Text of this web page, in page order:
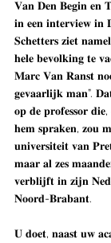
𝐕𝐚𝐧 𝐃𝐞𝐧 𝐁𝐞𝐠𝐢𝐧 𝐞𝐧
𝐢𝐧 𝐞𝐞𝐧 𝐢𝐧𝐭𝐞𝐫𝐯𝐢𝐞𝐰
𝐒𝐜𝐡𝐞𝐭𝐭𝐞𝐫𝐬 𝐳𝐢𝐞𝐭
𝐡𝐞𝐥𝐞 𝐛𝐞𝐯𝐨𝐥𝐤𝐢𝐧𝐠 𝐭𝐞
𝐌𝐚𝐫𝐜 𝐕𝐚𝐧 𝐑𝐚𝐧𝐬𝐭
𝐠𝐞𝐯𝐚𝐚𝐫𝐥𝐢𝐣𝐤 𝐦𝐚𝐧”.
𝐨𝐩 𝐝𝐞 𝐩𝐫𝐨𝐟𝐞𝐬𝐬𝐨𝐫
𝐡𝐞𝐦 𝐬𝐩𝐫𝐚𝐤𝐞𝐧, 𝐳𝐨𝐮
𝐮𝐧𝐢𝐯𝐞𝐫𝐬𝐢𝐭𝐞𝐢𝐭 𝐯𝐚𝐧
𝐦𝐚𝐚𝐫 𝐚𝐥 𝐳𝐞𝐬
𝐯𝐞𝐫𝐛𝐥𝐢𝐣𝐟𝐭 𝐢𝐧 𝐳𝐢𝐣𝐧
𝐍𝐨𝐨𝐫𝐝-𝐁𝐫𝐚𝐛𝐚𝐧𝐭.
𝐔 𝐝𝐨𝐞𝐭, 𝐧𝐚𝐚𝐬𝐭 𝐮𝐰